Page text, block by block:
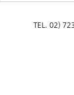
TEL. 02)